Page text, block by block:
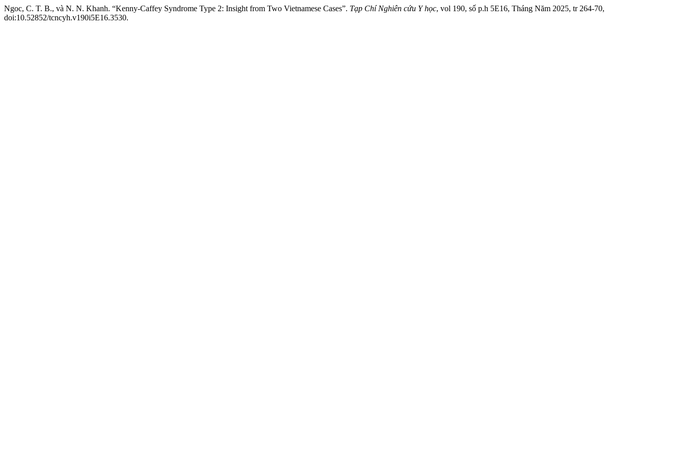
Ngoc, C. T. B., và N. N. Khanh. “Kenny-Caffey Syndrome Type 2: Insight from Two Vietnamese Cases”. Tạp Chí Nghiên cứu Y học, vol 190, số p.h 5E16, Tháng Năm 2025, tr 264-70,
doi:10.52852/tcncyh.v190i5E16.3530.